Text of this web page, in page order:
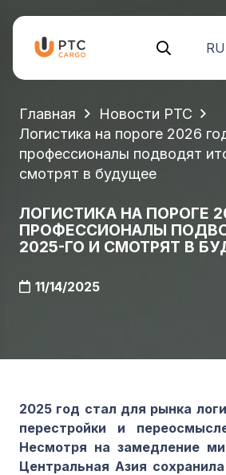
Главная
Новости PTC
Логистика на пороге 2026
профессионалы подводят
смотрят в будущее
ЛОГИСТИКА НА ПОРОГЕ
ПРОФЕССИОНАЛЫ
2025-ГО И СМОТРЯТ В
11/14/2025
2025 год стал для рынка
перестройки и
Несмотря на замедление
Центральная Азия